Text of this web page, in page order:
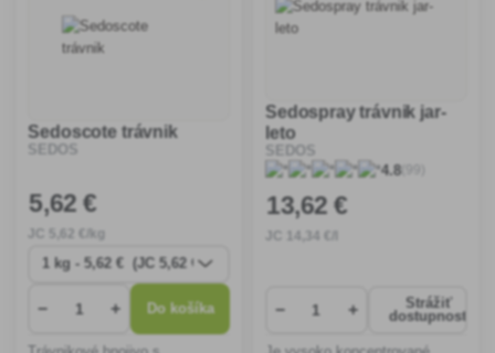
Sedoscote trávnik
SEDOS
5,62 €
,62 €/kg
− + Do košíka
Sedospray trávnik jar-
leto
SEDOS
4.8(99)
13,62 €
14 ,34 €/l
− +
Strážiť
dostupnosť